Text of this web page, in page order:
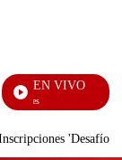
EN VIVO
'Desafío'